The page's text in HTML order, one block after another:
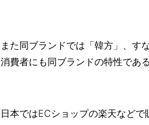
また同ブランドでは「韓方」、す
消費者にも同ブランドの特性であ
日本ではECショップの楽天など